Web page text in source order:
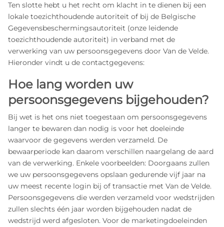
Ten slotte hebt u het recht om klacht in te dienen bij een
lokale toezichthoudende autoriteit of bij de Belgische
Gegevensbeschermingsautoriteit (onze leidende
toezichthoudende autoriteit) in verband met de
verwerking van uw persoonsgegevens door Van de Velde.
Hieronder vindt u de contactgegevens:
Hoe lang worden uw
persoonsgegevens bijgehouden?
Bij wet is het ons niet toegestaan om persoonsgegevens
langer te bewaren dan nodig is voor het doeleinde
waarvoor de gegevens werden verzameld. De
bewaarperiode kan daarom verschillen naargelang de aard
van de verwerking. Enkele voorbeelden: Doorgaans zullen
we uw persoonsgegevens opslaan gedurende vijf jaar na
uw meest recente login bij of transactie met Van de Velde.
Persoonsgegevens die werden verzameld voor wedstrijden
zullen slechts één jaar worden bijgehouden nadat de
wedstrijd werd afgesloten. Voor de marketingdoeleinden